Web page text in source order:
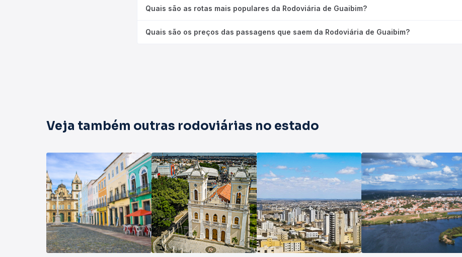
Quais são as rotas mais populares da Rodoviária de Guaibim?
Quais são os preços das passagens que saem da Rodoviária de Guaibim?
Veja também outras rodoviárias no estado